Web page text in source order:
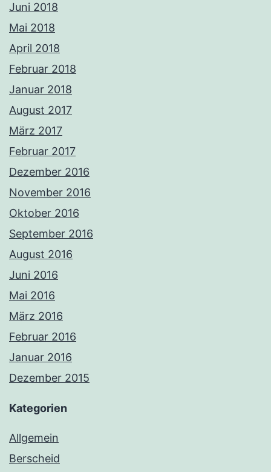
Juni 2018
Mai 2018
April 2018
Februar 2018
Januar 2018
August 2017
März 2017
Februar 2017
Dezember 2016
November 2016
Oktober 2016
September 2016
August 2016
Juni 2016
Mai 2016
März 2016
Februar 2016
Januar 2016
Dezember 2015
Kategorien
Allgemein
Berscheid